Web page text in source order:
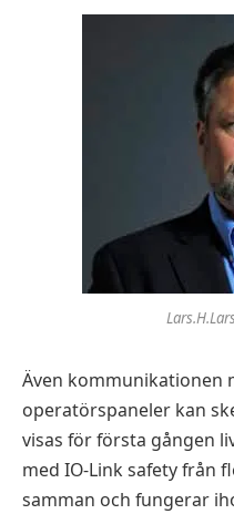
Även kommunikationen
operatörspaneler kan
visas för första gången
med IO-Link safety från
samman och fungerar